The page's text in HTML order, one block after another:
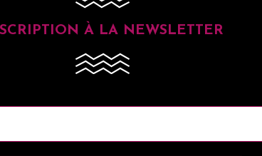
À LA NEWSLETTER